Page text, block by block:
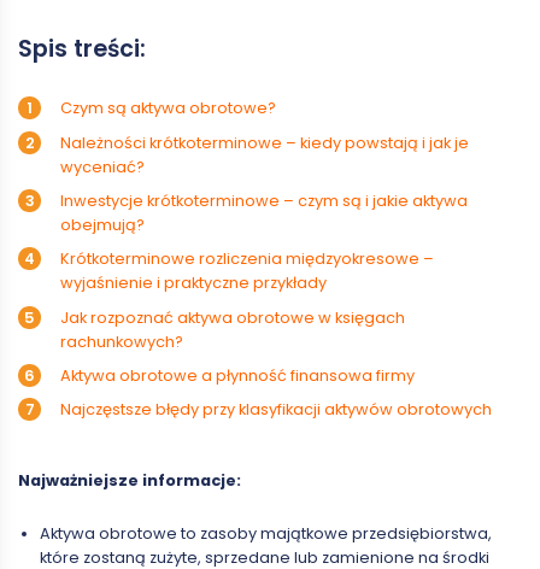
Spis treści:
Czym są aktywa obrotowe?
Należności krótkoterminowe – kiedy powstają i jak je
wyceniać?
Inwestycje krótkoterminowe – czym są i jakie aktywa
obejmują?
Krótkoterminowe rozliczenia międzyokresowe –
wyjaśnienie i praktyczne przykłady
Jak rozpoznać aktywa obrotowe w księgach
rachunkowych?
Aktywa obrotowe a płynność finansowa firmy
Najczęstsze błędy przy klasyfikacji aktywów obrotowych
Najważniejsze informacje:
Aktywa obrotowe to zasoby majątkowe przedsiębiorstwa,
które zostaną zużyte, sprzedane lub zamienione na środki